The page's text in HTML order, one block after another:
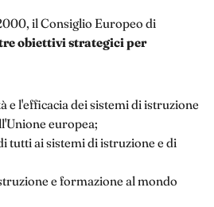
il Consiglio Europeo di
obiettivi strategici per
e l'efficacia dei sistemi di istruzione
europea;
tutti ai sistemi di istruzione e di
e formazione al mondo